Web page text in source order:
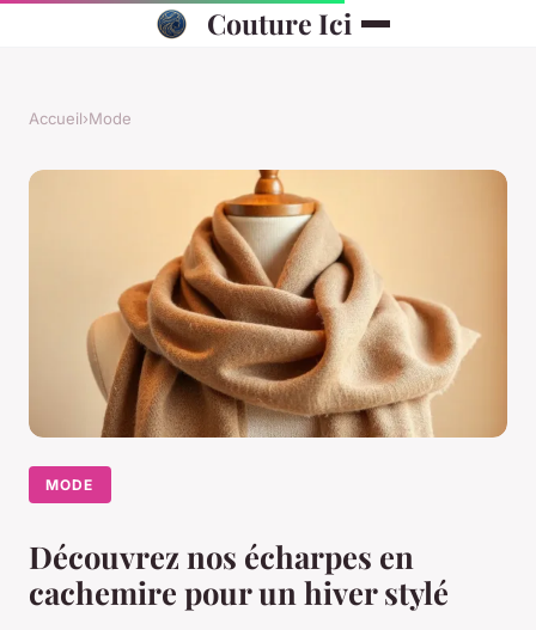
Couture Ici
Accueil›Mode
MODE
Découvrez nos écharpes en
cachemire pour un hiver stylé